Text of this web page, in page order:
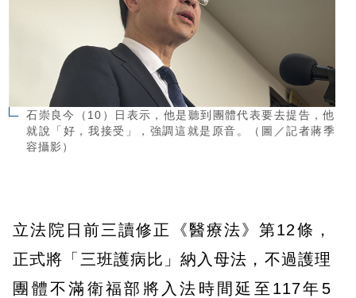
石崇良今（10）日表示，他是聽到團體代表要去提告，他
就說「好，我接受」，強調這就是原音。（圖／記者蔣季
容攝影）
立法院日前三讀修正《醫療法》第12條，
正式將「三班護病比」納入母法，不過護理
團體不滿衛福部將入法時間延至117年5